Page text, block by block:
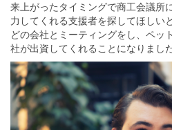
来上がったタイミングで商工会議所
力してくれる支援者を探してほしい
どの会社とミーティングをし、ペッ
社が出資してくれることになりました